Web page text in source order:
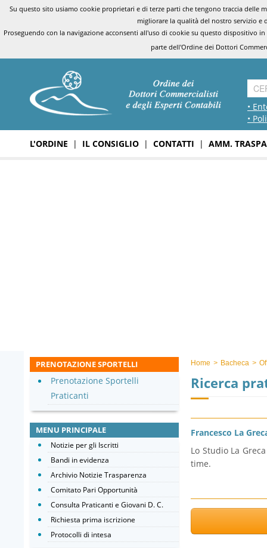
Su questo sito usiamo cookie proprietari e di terze parti che tengono traccia
migliorare la qualità del nostro servizio e
Proseguendo con la navigazione acconsenti all'uso di cookie su questo dispositivo
parte dell'Ordine dei Dottori
•
•
L'ORDINE | IL CONSIGLIO | CONTATTI | AMM.
Home > Bacheca >
Ricerca
Francesco La
Lo Studio La
time.
PRENOTAZIONE SPORTELLI
Prenotazione Sportelli
Praticanti
MENU PRINCIPALE
Notizie per gli Iscritti
Bandi in evidenza
Archivio Notizie Trasparenza
Comitato Pari Opportunità
Consulta Praticanti e Giovani D. C.
Richiesta prima iscrizione
Protocolli di intesa